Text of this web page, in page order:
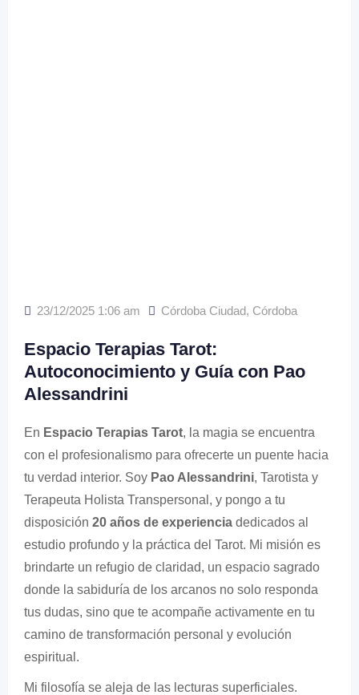
23/12/2025 1:06 am Córdoba Ciudad, Córdoba
Espacio Terapias Tarot:
Autoconocimiento y Guía con Pao
Alessandrini
En Espacio Terapias Tarot, la magia se encuentra
con el profesionalismo para ofrecerte un puente hacia
tu verdad interior. Soy Pao Alessandrini, Tarotista y
Terapeuta Holista Transpersonal, y pongo a tu
disposición 20 años de experiencia dedicados al
estudio profundo y la práctica del Tarot. Mi misión es
brindarte un refugio de claridad, un espacio sagrado
donde la sabiduría de los arcanos no solo responda
tus dudas, sino que te acompañe activamente en tu
camino de transformación personal y evolución
espiritual.
Mi filosofía se aleja de las lecturas superficiales.